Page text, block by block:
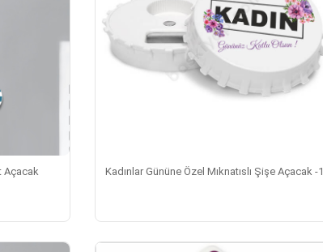
Açacak Kadınlar Gününe Özel Mıknatıslı Şişe Açacak -1